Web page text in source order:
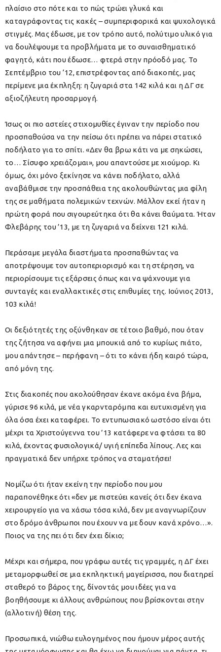
πλαίσιο στο πότε και το πώς τρώει γλυκά και
καταγράφοντας τις κακές – συμπεριφορικά και ψυχολογικά
στιγμές. Μας έδωσε, με τον τρόπο αυτό, πολύτιμο υλικό για
να δουλέψουμε τα προβλήματα με το συναισθηματικό
φαγητό, κάτι που έδωσε… φτερά στην πρόοδό μας. Το
Σεπτέμβριο του ‘12, επιστρέφοντας από διακοπές, μας
περίμενε μια έκπληξη: η ζυγαριά στα 142 κιλά και η ΔΓ σε
αξιοζήλευτη προσαρμογή.
Ίσως οι πιο αστείες στιχομυθίες έγιναν την περίοδο που
προσπαθούσα να την πείσω ότι πρέπει να πάρει στατικό
ποδήλατο για το σπίτι. «Δεν θα βρω κάτι να με σηκώσει,
το… Σίσυφο χρειάζομαι», μου απαντούσε με χιούμορ. Κι
όμως, όχι μόνο ξεκίνησε να κάνει ποδήλατο, αλλά
αναβάθμισε την προσπάθεια της ακολουθώντας μια φίλη
της σε μαθήματα πολεμικών τεχνών. Μάλλον εκεί ήταν η
πρώτη φορά που σιγουρεύτηκα ότι θα κάνει θαύματα. Ήταν
Φλεβάρης του ’13, με τη ζυγαριά να δείχνει 121 κιλά.
Περάσαμε μεγάλα διαστήματα προσπαθώντας να
αποτρέψουμε τον αυτοπεριορισμό και τη στέρηση, να
περιορίσουμε τις εξάρσεις όπως και να ψάχνουμε για
συνταγές και εναλλακτικές στις επιθυμίες της. Ιούνιος 2013,
103 κιλά!
Οι δεξιότητές της οξύνθηκαν σε τέτοιο βαθμό, που όταν
της ζήτησα να αφήνει μια μπουκιά από το κυρίως πιάτο,
μου απάντησε – περήφανη – ότι το κάνει ήδη καιρό τώρα,
από μόνη της.
Στις διακοπές που ακολούθησαν έκανε ακόμα ένα βήμα,
γύρισε 96 κιλά, με νέα γκαρνταρόμπα και ευτυχισμένη για
όλα όσα έχει καταφέρει. Το εντυπωσιακό ωστόσο είναι ότι
μέχρι τα Χριστούγεννα του ’13 κατάφερε να φτάσει τα 80
κιλά, έχοντας φυσιολογικά/ υγιή επίπεδα λίπους. Λες και
πραγματικά δεν υπήρχε τρόπος να σταματήσει!
Νομίζω ότι ήταν εκείνη την περίοδο που μου
παραπονέθηκε ότι «δεν με πιστεύει κανείς ότι δεν έκανα
χειρουργείο για να χάσω τόσα κιλά, δεν με αναγνωρίζουν
στο δρόμο άνθρωποι που έχουν να με δουν κανά χρόνο…».
Ποιος να της πει ότι δεν έχει δίκιο;
Μέχρι και σήμερα, που γράφω αυτές τις γραμμές, η ΔΓ έχει
μεταμορφωθεί σε μια εκπληκτική μαγείρισσα, που διατηρεί
σταθερό το βάρος της, δίνοντάς μου ιδέες για να
βοηθήσουμε κι άλλους ανθρώπους που βρίσκονται στην
(αλλοτινή) θέση της.
Προσωπικά, νιώθω ευλογημένος που ήμουν μέρος αυτής